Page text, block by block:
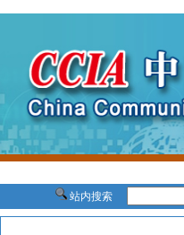
站内搜索